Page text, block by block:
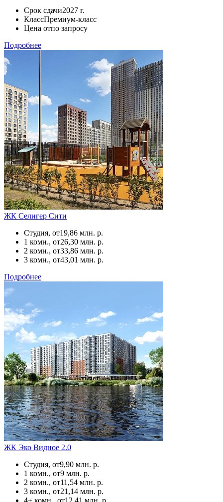
Срок сдачи2027 г.
КлассПремиум-класс
Цена отпо запросу
Подробнее
ЖК Селигер Сити
Студия, от19,86 млн. р.
1 комн., от26,30 млн. р.
2 комн., от33,86 млн. р.
3 комн., от43,01 млн. р.
Подробнее
ЖК Эко Видное 2.0
Студия, от9,90 млн. р.
1 комн., от9 млн. р.
2 комн., от11,54 млн. р.
3 комн., от21,14 млн. р.